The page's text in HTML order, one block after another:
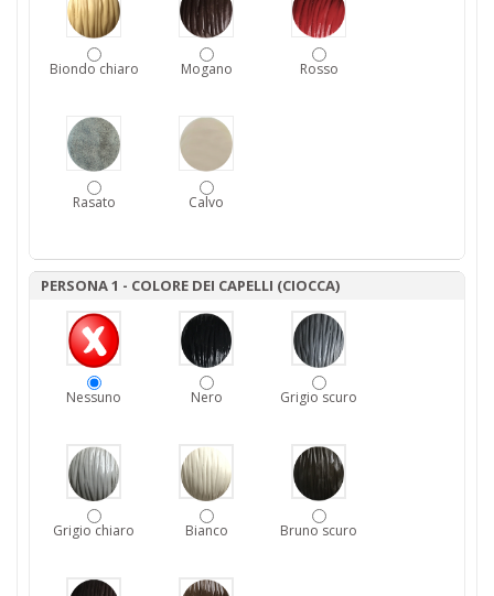
Biondo chiaro Mogano Rosso
Rasato Calvo
PERSONA 1 - COLORE DEI CAPELLI (CIOCCA)
Nessuno Nero Grigio scuro
Grigio chiaro Bianco Bruno scuro